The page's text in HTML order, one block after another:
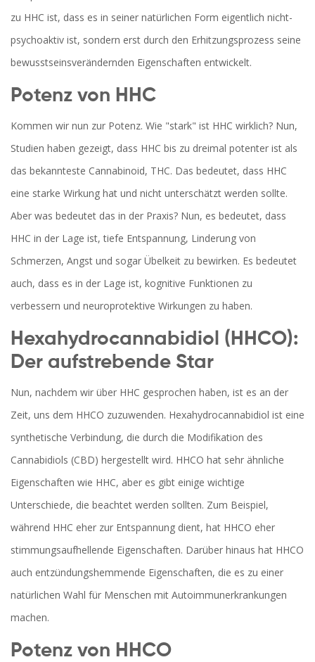
zu HHC ist, dass es in seiner natürlichen Form eigentlich nicht-
psychoaktiv ist, sondern erst durch den Erhitzungsprozess seine
bewusstseinsverändernden Eigenschaften entwickelt.
Potenz von HHC
Kommen wir nun zur Potenz. Wie "stark" ist HHC wirklich? Nun,
Studien haben gezeigt, dass HHC bis zu dreimal potenter ist als
das bekannteste Cannabinoid, THC. Das bedeutet, dass HHC
eine starke Wirkung hat und nicht unterschätzt werden sollte.
Aber was bedeutet das in der Praxis? Nun, es bedeutet, dass
HHC in der Lage ist, tiefe Entspannung, Linderung von
Schmerzen, Angst und sogar Übelkeit zu bewirken. Es bedeutet
auch, dass es in der Lage ist, kognitive Funktionen zu
verbessern und neuroprotektive Wirkungen zu haben.
Hexahydrocannabidiol (HHCO):
Der aufstrebende Star
Nun, nachdem wir über HHC gesprochen haben, ist es an der
Zeit, uns dem HHCO zuzuwenden. Hexahydrocannabidiol ist eine
synthetische Verbindung, die durch die Modifikation des
Cannabidiols (CBD) hergestellt wird. HHCO hat sehr ähnliche
Eigenschaften wie HHC, aber es gibt einige wichtige
Unterschiede, die beachtet werden sollten. Zum Beispiel,
während HHC eher zur Entspannung dient, hat HHCO eher
stimmungsaufhellende Eigenschaften. Darüber hinaus hat HHCO
auch entzündungshemmende Eigenschaften, die es zu einer
natürlichen Wahl für Menschen mit Autoimmunerkrankungen
machen.
Potenz von HHCO